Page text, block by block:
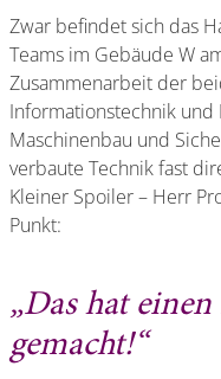
Zwar befindet sich das
Teams im Gebäude W
Zusammenarbeit der
Informationstechnik
Maschinenbau und
verbaute Technik fast
Kleiner Spoiler – Herr
Punkt:
„Das hat
gemacht!“